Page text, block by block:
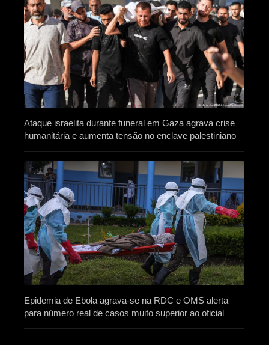
Ataque israelita durante funeral em Gaza agrava crise
humanitária e aumenta tensão no enclave palestiniano
Epidemia de Ebola agrava-se na RDC e OMS alerta
para número real de casos muito superior ao oficial